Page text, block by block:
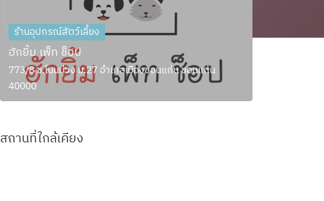
ร้านอุปกรณ์สัตว์เลี้ยง
ฮักยิ้ม เพ็ท ช็อป
773/8 ซ.โนนม่วง ม.27 อำเภอเมืองขอนแก่น ขอนแก่น
40000
สถานที่ใกล้เคียง